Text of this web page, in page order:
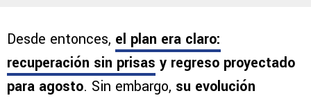
Desde entonces, el plan era claro:
recuperación sin prisas y regreso proyectado
para agosto. Sin embargo, su evolución